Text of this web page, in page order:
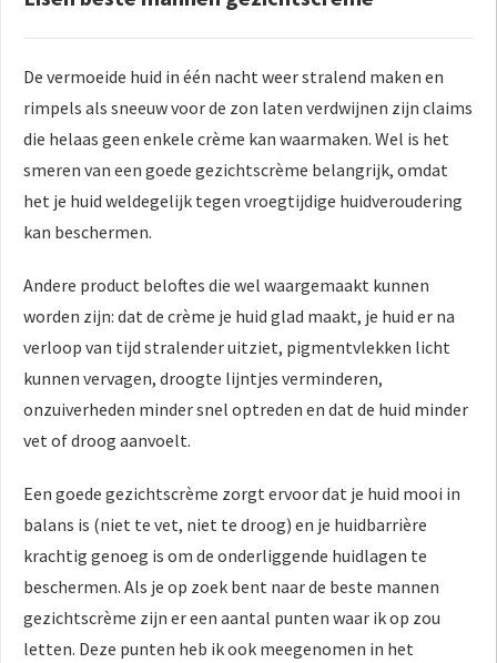
De vermoeide huid in één nacht weer stralend maken en
rimpels als sneeuw voor de zon laten verdwijnen zijn claims
die helaas geen enkele crème kan waarmaken. Wel is het
smeren van een goede gezichtscrème belangrijk, omdat
het je huid weldegelijk tegen vroegtijdige huidveroudering
kan beschermen.
Andere product beloftes die wel waargemaakt kunnen
worden zijn: dat de crème je huid glad maakt, je huid er na
verloop van tijd stralender uitziet, pigmentvlekken licht
kunnen vervagen, droogte lijntjes verminderen,
onzuiverheden minder snel optreden en dat de huid minder
vet of droog aanvoelt.
Een goede gezichtscrème zorgt ervoor dat je huid mooi in
balans is (niet te vet, niet te droog) en je huidbarrière
krachtig genoeg is om de onderliggende huidlagen te
beschermen. Als je op zoek bent naar de beste mannen
gezichtscrème zijn er een aantal punten waar ik op zou
letten. Deze punten heb ik ook meegenomen in het